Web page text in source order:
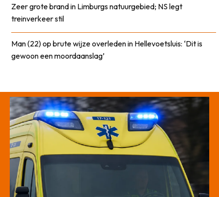
Zeer grote brand in Limburgs natuurgebied; NS legt
treinverkeer stil
Man (22) op brute wijze overleden in Hellevoetsluis: ‘Dit is
gewoon een moordaanslag’